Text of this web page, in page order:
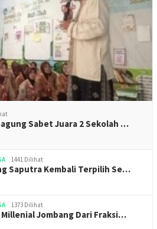
Sabet Juara 2 Sekolah …
1441 Dilihat
Saputra Kembali Terpilih Se…
1373 Dilihat
Millenial Jombang Dari Fraksi…